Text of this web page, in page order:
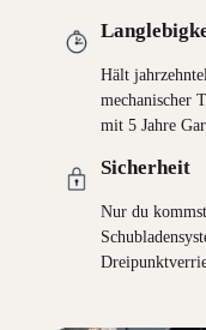
Hält
mechanischer
mit 5 Jahre
Sicherheit
Nur du